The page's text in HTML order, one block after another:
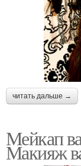
читать дальше →
Мейкап
Макияж